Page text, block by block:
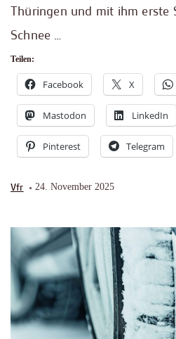
Thüringen und mit ihm erste
Schnee …
Teilen:
Facebook X
Mastodon LinkedIn
Pinterest Telegram
Vfr 24. November 2025